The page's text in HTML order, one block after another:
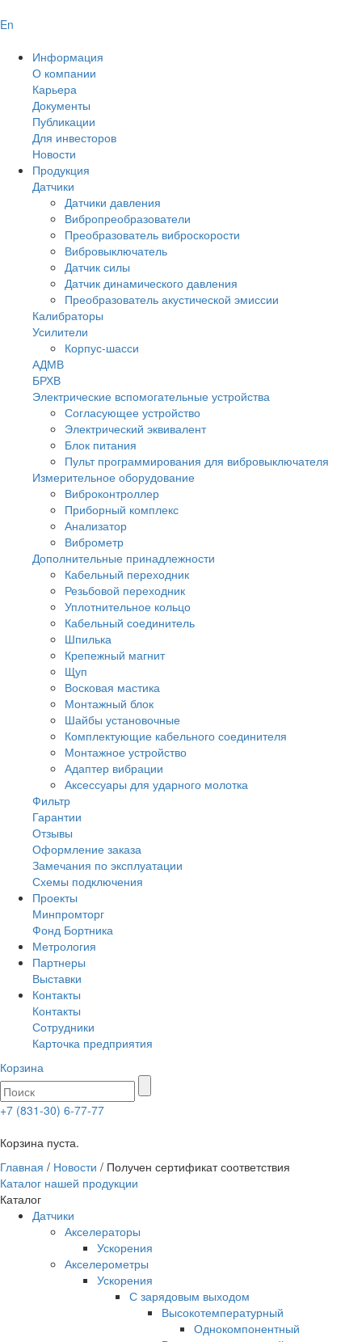
En
Информация
О компании
Карьера
Документы
Публикации
Для инвесторов
Новости
Продукция
Датчики
Датчики давления
Вибропреобразователи
Преобразователь виброскорости
Вибровыключатель
Датчик силы
Датчик динамического давления
Преобразователь акустической эмиссии
Калибраторы
Усилители
Корпус-шасси
АДМВ
БРХВ
Электрические вспомогательные устройства
Согласующее устройство
Электрический эквивалент
Блок питания
Пульт программирования для вибровыключателя
Измерительное оборудование
Виброконтроллер
Приборный комплекс
Анализатор
Виброметр
Дополнительные принадлежности
Кабельный переходник
Резьбовой переходник
Уплотнительное кольцо
Кабельный соединитель
Шпилька
Крепежный магнит
Щуп
Восковая мастика
Монтажный блок
Шайбы установочные
Комплектующие кабельного соединителя
Монтажное устройство
Адаптер вибрации
Аксессуары для ударного молотка
Фильтр
Гарантии
Отзывы
Оформление заказа
Замечания по эксплуатации
Схемы подключения
Проекты
Минпромторг
Фонд Бортника
Метрология
Партнеры
Выставки
Контакты
Контакты
Сотрудники
Карточка предприятия
Корзина
+7 (831-30) 6-77-77
Корзина пуста.
Главная / Новости / Получен сертификат соответствия
Каталог нашей продукции
Каталог
Датчики
Акселераторы
Ускорения
Акселерометры
Ускорения
С зарядовым выходом
Высокотемпературный
Однокомпонентный